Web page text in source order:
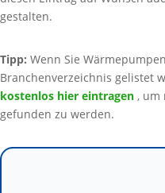
gestalten.
Tipp: Wenn Sie
Branchenverzeichnis gelistet
kostenlos hier eintragen , um
gefunden zu werden.